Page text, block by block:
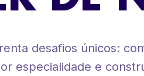
desafios únicos:
especialidade e